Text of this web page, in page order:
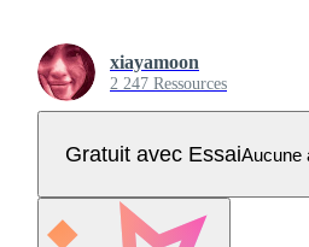
xiayamoon
2 247 Ressources
Gratuit avec EssaiAucune